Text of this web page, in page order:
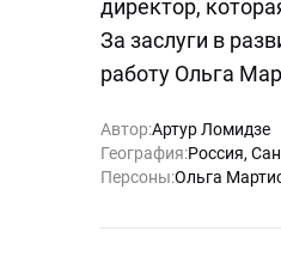
директор,
За заслуги в
работу Ольга
Автор:Артур Ломидзе
География:Россия,
Персоны:Ольга